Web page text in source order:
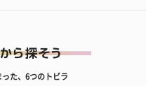
た、6つのトビラ